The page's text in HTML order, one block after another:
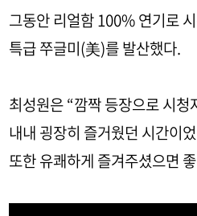
그동안 리얼함 100% 연기로
특급 쭈글미(美)를 발산했다.
최성원은 “깜짝 등장으로 시
내내 굉장히 즐거웠던 시간이
또한 유쾌하게 즐겨주셨으면